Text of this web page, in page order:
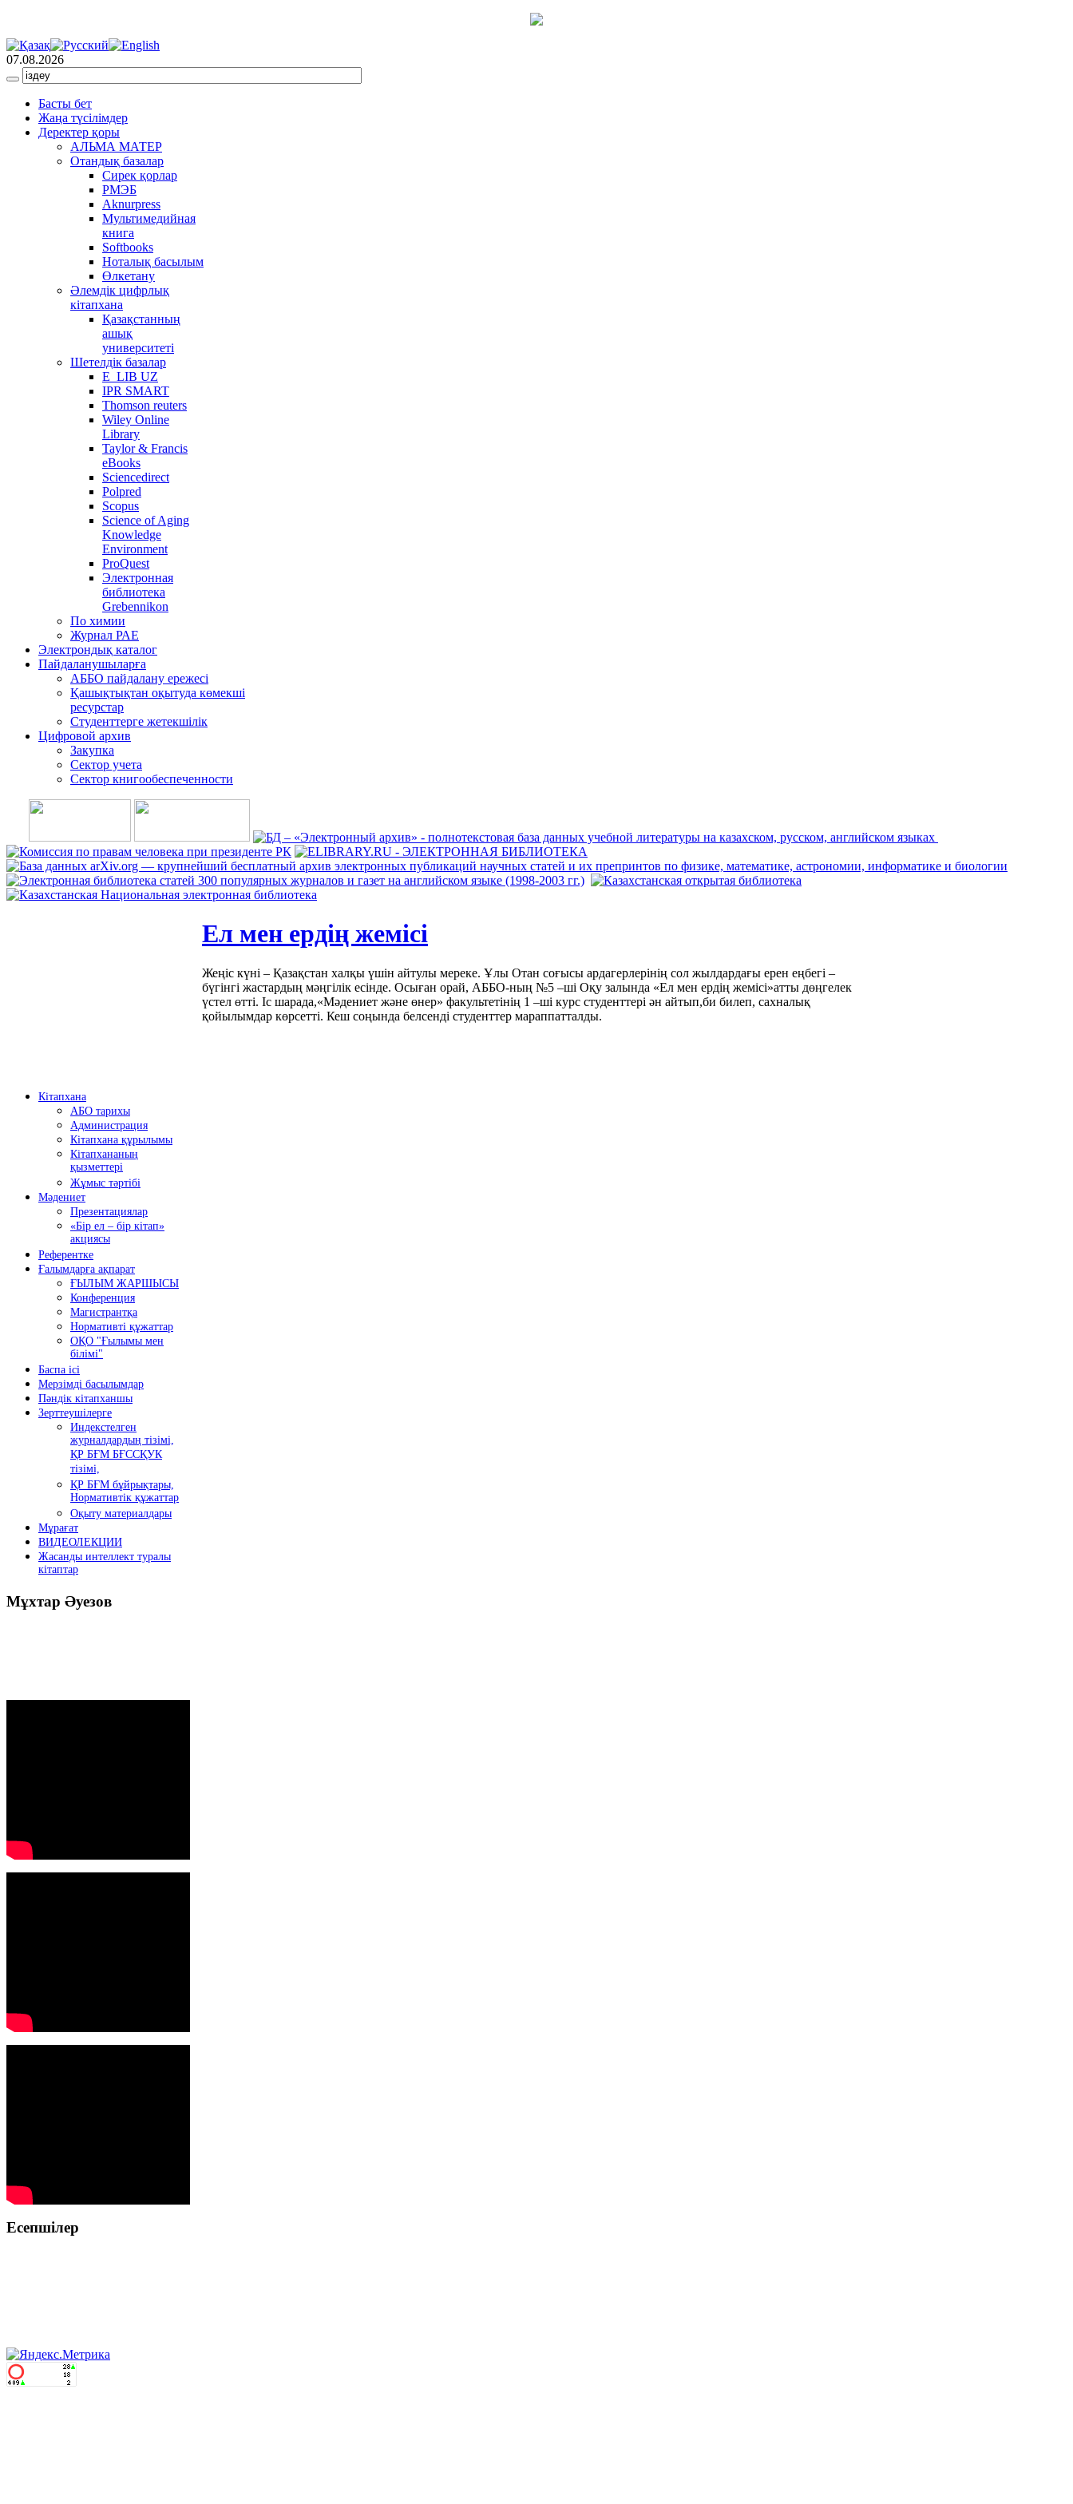
07.08.2026
Басты бет
Жаңа түсілімдер
Деректер қоры
АЛЬМА МАТЕР
Отандық базалар
Сирек қорлар
РМЭБ
Аknurpress
Мультимедийная
книга
Softbooks
Ноталық басылым
Өлкетану
Әлемдік цифрлық
кітапхана
Қазақстанның
ашық
университеті
Шетелдік базалар
E_LIB UZ
IPR SMART
Thomson reuters
Wiley Online
Library
Taylor & Francis
eBooks
Sciencedirect
Polpred
Scopus
Science of Aging
Knowledge
Environment
ProQuest
Электронная
библиотека
Grebennikon
По химии
Журнал РАЕ
Электрондық каталог
Пайдаланушыларға
АББО пайдалану ережесі
Қашықтықтан оқытуда көмекші
ресурстар
Студенттерге жетекшілік
Цифровой архив
Закупка
Сектор учета
Сектор книгообеспеченности
Ел мен ердің жемісі
Жеңіс күні – Қазақстан халқы үшін айтулы мереке. Ұлы Отан соғысы ардагерлерінің сол жылдардағы ерен еңбегі –
бүгінгі жастардың мәңгілік есінде. Осыған орай, АББО-ның №5 –ші Оқу залында «Ел мен ердің жемісі»атты дөңгелек
үстел өтті. Іс шарада,«Мәдениет және өнер» факультетінің 1 –ші курс студенттері ән айтып,би билеп, сахналық
қойылымдар көрсетті. Кеш соңында белсенді студенттер мараппатталды.
Кітапхана
АБО тарихы
Администрация
Кітапхана құрылымы
Кітапхананың
қызметтері
Жұмыс тәртібі
Мәдениет
Презентациялар
«Бір ел – бір кітап»
акциясы
Референтке
Ғалымдарға ақпарат
ҒЫЛЫМ ЖАРШЫСЫ
Конференция
Магистрантқа
Нормативті құжаттар
ОҚО "Ғылымы мен
білімі"
Баспа ісі
Мерзімді басылымдар
Пәндік кітапханшы
Зерттеушілерге
Индекстелген
журналдардың тізімі,
ҚР БҒМ БҒССҚУК
тізімі,
ҚР БҒМ бұйрықтары,
Нормативтік құжаттар
Оқыту материалдары
Мұрағат
ВИДЕОЛЕКЦИИ
Жасанды интеллект туралы
кітаптар
Мұхтар Әуезов
Есепшілер